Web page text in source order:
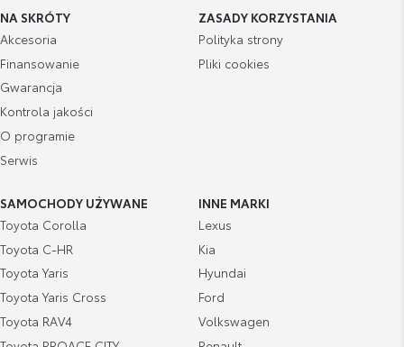
artur.szczepanski@toyotabemowo.pl
Robert Oksieńciuk
Wyświetl numer
Doradca ds. sprzedaży samochodów używanych
NA SKRÓTY
Akcesoria
Finansowanie
Gwarancja
Kontrola jakości
O programie
Serwis
ZASADY KORZYSTANIA
Polityka strony
Pliki cookies
SAMOCHODY UŻYWANE
Toyota Corolla
Toyota C-HR
Toyota Yaris
Toyota Yaris Cross
Toyota RAV4
INNE MARKI
Lexus
Kia
Hyundai
Ford
Volkswagen